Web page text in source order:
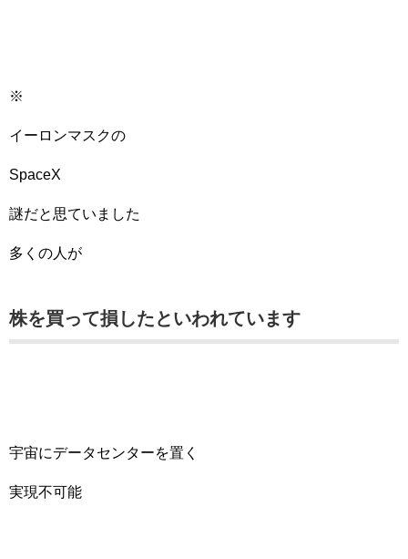
※
イーロンマスクの
SpaceX
謎だと思ていました
多くの人が
株を買って損したといわれています
宇宙にデータセンターを置く
実現不可能